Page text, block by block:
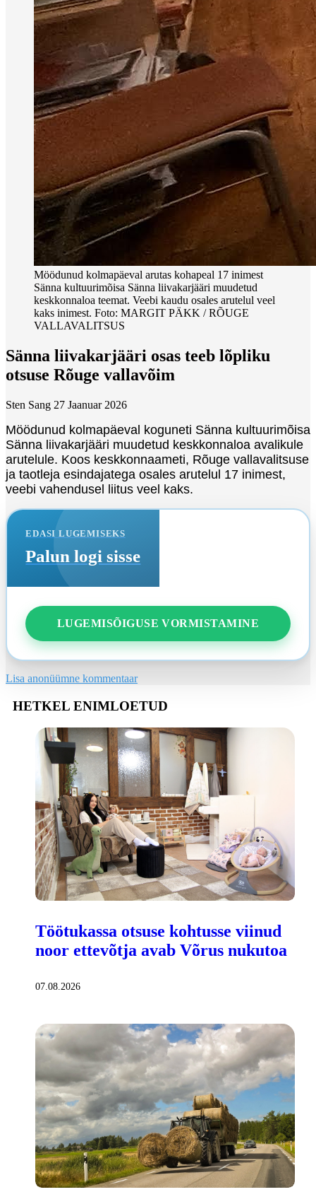
Möödunud kolmapäeval arutas kohapeal 17 inimest
Sänna kultuurimõisa Sänna liivakarjääri muudetud
keskkonnaloa teemat. Veebi kaudu osales arutelul veel
kaks inimest. Foto: MARGIT PÄKK / RÕUGE
VALLAVALITSUS
Sänna liivakarjääri osas teeb lõpliku
otsuse Rõuge vallavõim
Sten Sang 27 Jaanuar 2026
Möödunud kolmapäeval koguneti Sänna kultuurimõisa
Sänna liivakarjääri muudetud keskkonnaloa avalikule
arutelule. Koos keskkonnaameti, Rõuge vallavalitsuse
ja taotleja esindajatega osales arutelul 17 inimest,
veebi vahendusel liitus veel kaks.
EDASI LUGEMISEKS
Palun logi sisse
LUGEMISÕIGUSE VORMISTAMINE
Lisa anonüümne kommentaar
HETKEL ENIMLOETUD
Töötukassa otsuse kohtusse viinud
noor ettevõtja avab Võrus nukutoa
07.08.2026